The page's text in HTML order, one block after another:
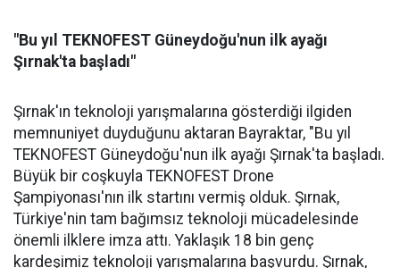
"Bu yıl TEKNOFEST Güneydoğu'nun ilk ayağı
Şırnak'ta başladı"
Şırnak'ın teknoloji yarışmalarına gösterdiği ilgiden
memnuniyet duyduğunu aktaran Bayraktar, "Bu yıl
TEKNOFEST Güneydoğu'nun ilk ayağı Şırnak'ta başladı.
Büyük bir coşkuyla TEKNOFEST Drone
Şampiyonası'nın ilk startını vermiş olduk. Şırnak,
Türkiye'nin tam bağımsız teknoloji mücadelesinde
önemli ilklere imza attı. Yaklaşık 18 bin genç
kardeşimiz teknoloji yarışmalarına başvurdu. Şırnak,